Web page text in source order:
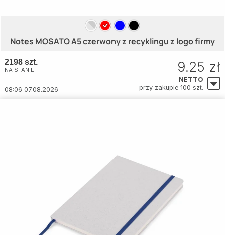
Notes MOSATO A5 czerwony z recyklingu z logo firmy
2198 szt.
NA STANIE
08:06 07.08.2026
9.25 zł
NETTO
przy zakupie 100 szt.